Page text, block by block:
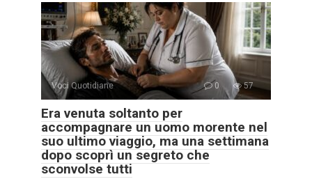
Voci Quotidiane 0 57
Era venuta soltanto per
accompagnare un uomo morente nel
suo ultimo viaggio, ma una settimana
dopo scoprì un segreto che
sconvolse tutti